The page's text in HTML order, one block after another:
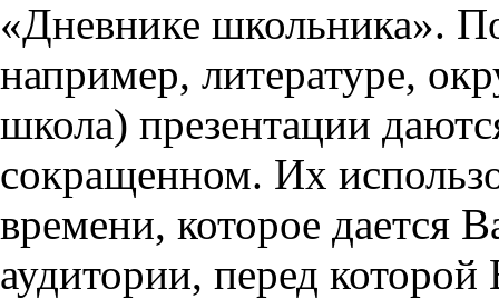
«Дневнике школьника».
например, литературе,
школа) презентации
сокращенном. Их
времени, которое дается
аудитории, перед